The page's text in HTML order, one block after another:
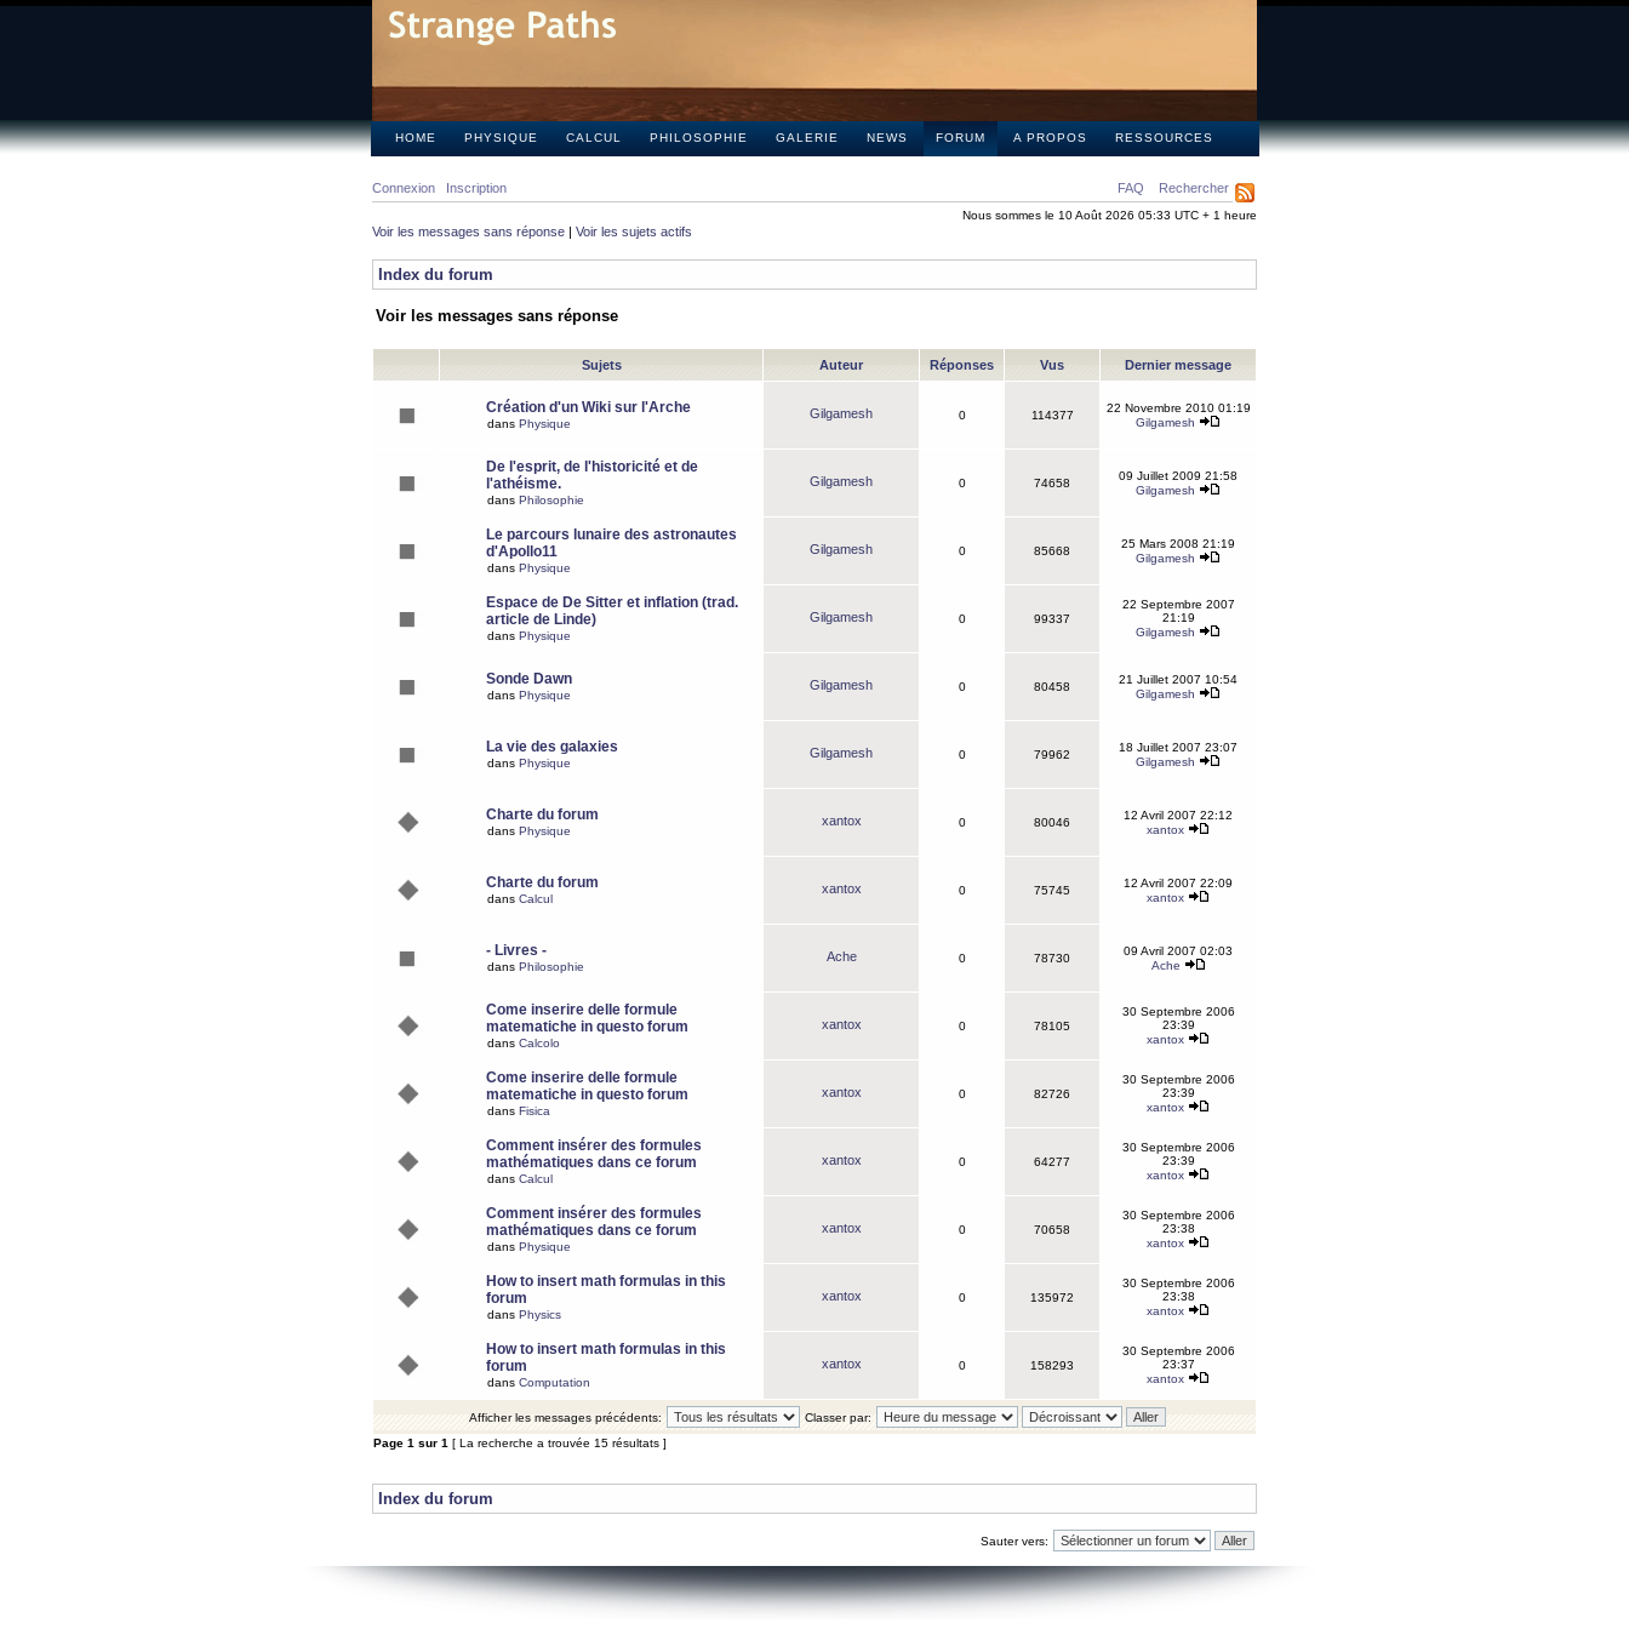
HOME PHYSIQUE CALCUL PHILOSOPHIE GALERIE NEWS FORUM A PROPOS RESSOURCES
FAQ Rechercher
Connexion Inscription
Nous sommes le 10 Août 2026 05:33 UTC + 1 heure
Voir les messages sans réponse | Voir les sujets actifs
Index du forum
Voir les messages sans réponse
Sujets Auteur Réponses Vus Dernier message
Création d'un Wiki sur l'Arche
dans Physique
Gilgamesh 0 114377
22 Novembre 2010 01:19
Gilgamesh
De l'esprit, de l'historicité et de
l'athéisme.
dans Philosophie
Gilgamesh 0 74658
09 Juillet 2009 21:58
Gilgamesh
Le parcours lunaire des astronautes
d'Apollo11
dans Physique
Gilgamesh 0 85668
25 Mars 2008 21:19
Gilgamesh
Espace de De Sitter et inflation (trad.
article de Linde)
dans Physique
Gilgamesh 0 99337
22 Septembre 2007
21:19
Gilgamesh
Sonde Dawn
dans Physique
Gilgamesh 0 80458
21 Juillet 2007 10:54
Gilgamesh
La vie des galaxies
dans Physique
Gilgamesh 0 79962
18 Juillet 2007 23:07
Gilgamesh
Charte du forum
dans Physique
xantox 0 80046
12 Avril 2007 22:12
xantox
Charte du forum
dans Calcul
xantox 0 75745
12 Avril 2007 22:09
xantox
- Livres -
dans Philosophie
Ache 0 78730
09 Avril 2007 02:03
Ache
Come inserire delle formule
matematiche in questo forum
dans Calcolo
xantox 0 78105
30 Septembre 2006
23:39
xantox
Come inserire delle formule
matematiche in questo forum
dans Fisica
xantox 0 82726
30 Septembre 2006
23:39
xantox
Comment insérer des formules
mathématiques dans ce forum
dans Calcul
xantox 0 64277
30 Septembre 2006
23:39
xantox
Comment insérer des formules
mathématiques dans ce forum
dans Physique
xantox 0 70658
30 Septembre 2006
23:38
xantox
How to insert math formulas in this
forum
dans Physics
xantox 0 135972
30 Septembre 2006
23:38
xantox
How to insert math formulas in this
forum
dans Computation
xantox 0 158293
30 Septembre 2006
23:37
xantox
Afficher les messages précédents:
Classer par:
Page 1 sur 1 [ La recherche a trouvée 15 résultats ]
Index du forum
Sauter vers: